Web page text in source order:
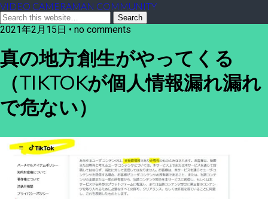
VIDEO CAMERAMAN COMMUNITY
2021年2月15日 • no comments
真の地方創生がやってくる
（TIKTOKが個人情報漏れ漏れ
で危ない）